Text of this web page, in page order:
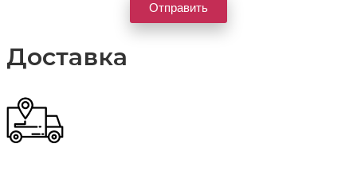
Отправить
Доставка